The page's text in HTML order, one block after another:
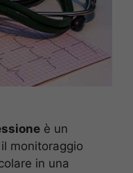
è un
monitoraggio
in una